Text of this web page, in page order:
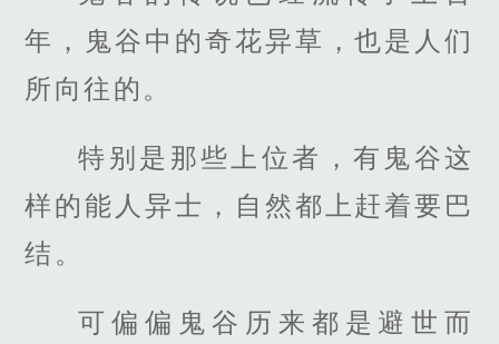
年，鬼谷中的奇花异草，也是人们
所向往的。
特别是那些上位者，有鬼谷这
样的能人异士，自然都上赶着要巴
结。
可偏偏鬼谷历来都是避世而